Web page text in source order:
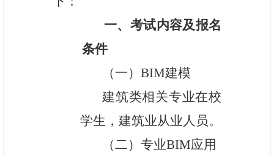
一、考试内容及报名
条件
（一） BIM建模
建筑类相关专业在校
学生，建筑业从业人员。
（二）专业BIM应用